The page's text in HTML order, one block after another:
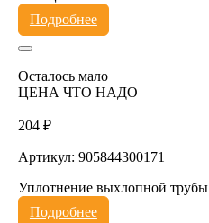
Подробнее
Осталось мало
ЦЕНА ЧТО НАДО
204 ₽
Артикул: 905844300171
Уплотнение выхлопной трубы
Подробнее